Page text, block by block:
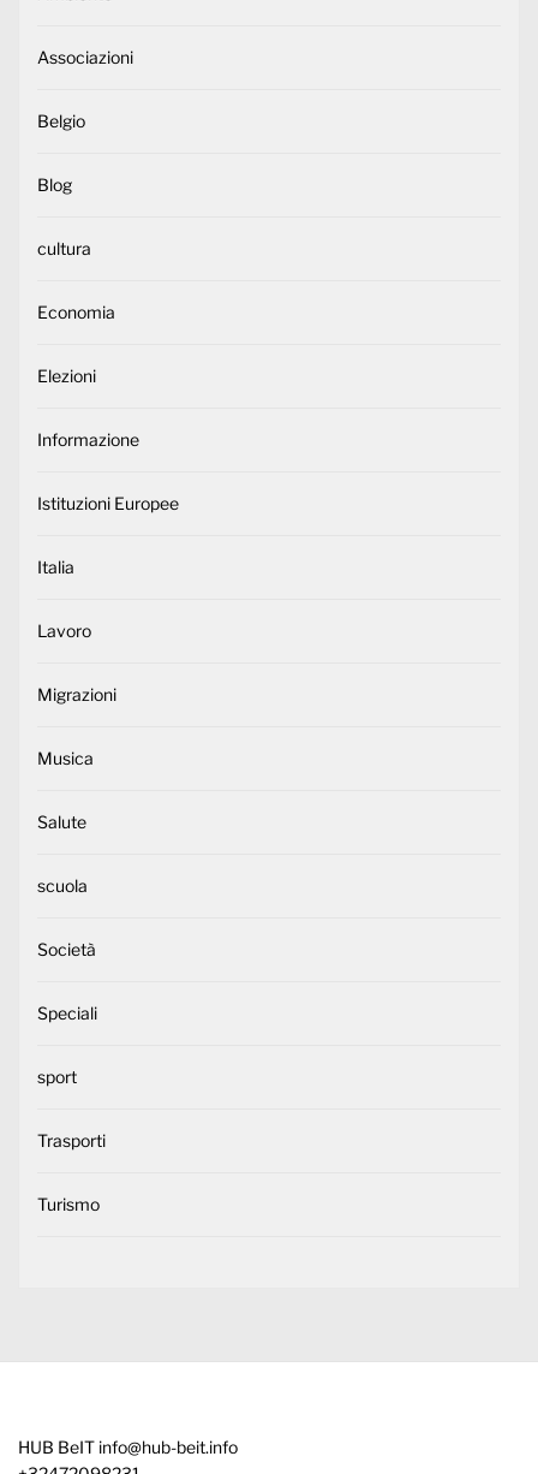
Associazioni
Belgio
Blog
cultura
Economia
Elezioni
Informazione
Istituzioni Europee
Italia
Lavoro
Migrazioni
Musica
Salute
scuola
Società
Speciali
sport
Trasporti
Turismo
HUB BeIT info@hub-beit.info